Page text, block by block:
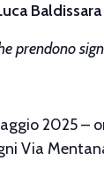
Baldissara
prendono
2025 –
Via